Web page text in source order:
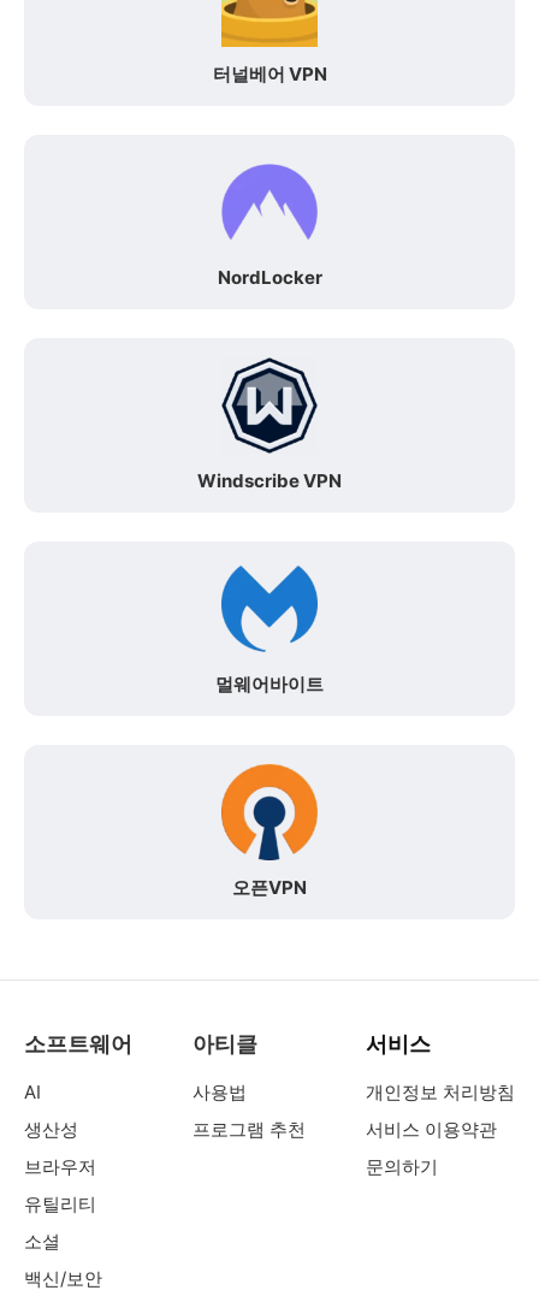
터널베어 VPN
NordLocker
Windscribe VPN
멀웨어바이트
오픈VPN
소프트웨어
AI
생산성
브라우저
유틸리티
소셜
백신/보안
아티클
사용법
프로그램 추천
서비스
개인정보 처리방침
서비스 이용약관
문의하기